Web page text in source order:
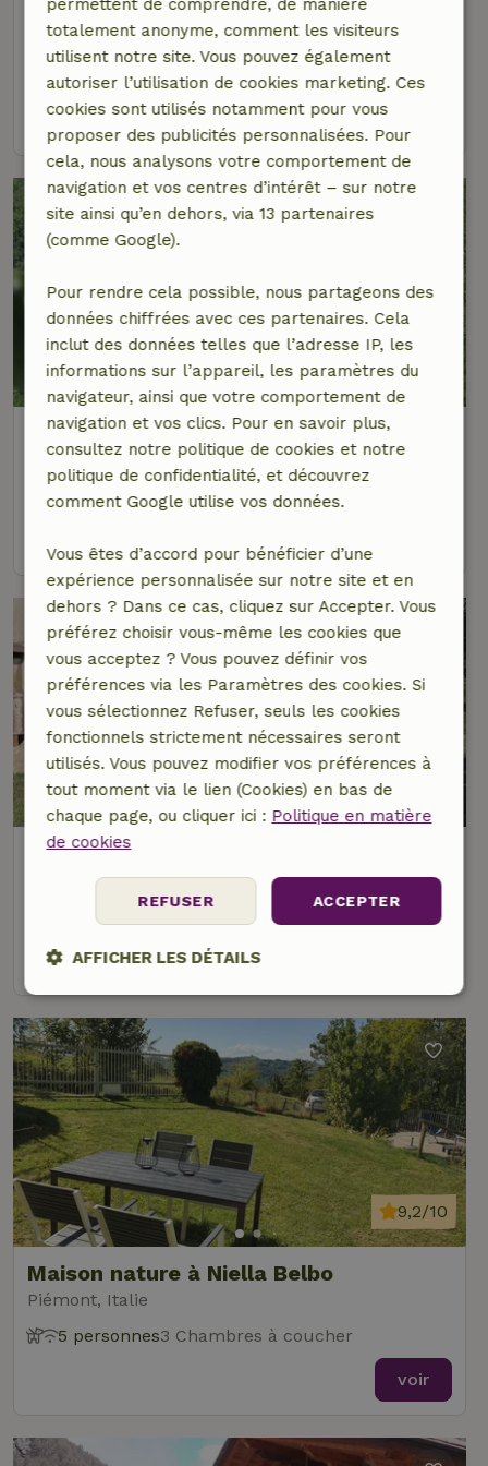
Maison nature à Vallecapocchi
Toscane, Italie
2 personnes1 Chambre à coucher
Maison nature à Rio (Sesta Godano)
Ligurie, Italie
9,3/10
4 personnes2 Chambres à coucher
Maison nature à Merana
Piémont, Italie
2 personnes 1 Chambre à coucher
Maison nature à Niella Belbo
Piémont, Italie
9,2/10
5 personnes3 Chambres à coucher
voir
permettent de comprendre, de manière
totalement anonyme, comment les visiteurs
utilisent notre site. Vous pouvez également
autoriser l’utilisation de cookies marketing. Ces
cookies sont utilisés notamment pour vous
proposer des publicités personnalisées. Pour
cela, nous analysons votre comportement de
navigation et vos centres d’intérêt – sur notre
site ainsi qu’en dehors, via 13 partenaires
(comme Google).
Pour rendre cela possible, nous partageons des
données chiffrées avec ces partenaires. Cela
inclut des données telles que l’adresse IP, les
informations sur l’appareil, les paramètres du
navigateur, ainsi que votre comportement de
navigation et vos clics. Pour en savoir plus,
consultez notre politique de cookies et notre
politique de confidentialité, et découvrez
comment Google utilise vos données.
Vous êtes d’accord pour bénéficier d’une
expérience personnalisée sur notre site et en
dehors ? Dans ce cas, cliquez sur Accepter. Vous
préférez choisir vous-même les cookies que
vous acceptez ? Vous pouvez définir vos
préférences via les Paramètres des cookies. Si
vous sélectionnez Refuser, seuls les cookies
fonctionnels strictement nécessaires seront
utilisés. Vous pouvez modifier vos préférences à
tout moment via le lien (Cookies) en bas de
chaque page, ou cliquer ici : Politique en matière
de cookies
ACCEPTER
REFUSER
AFFICHER LES DÉTAILS
Strictement
nécessaires
Performance Ciblage
Fonctionnalité
Les cookies strictement nécessaires habilitent des
fonctionnalités de base du site Web telles que la connexion
des utilisateurs et la gestion des comptes. Le site Web ne
Nom
Domaine
Expiration Description